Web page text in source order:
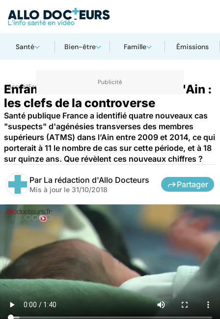
Santé Bien-être Famille Émissions
AccueilFamille
Enfants "nés sans bras" dans l'Ain :
les clefs de la controverse
Santé publique France a identifié quatre nouveaux cas
"suspects" d'agénésies transverses des membres
supérieurs (ATMS) dans l’Ain entre 2009 et 2014, ce qui
porterait à 11 le nombre de cas sur cette période, et à 18
sur quinze ans. Que révèlent ces nouveaux chiffres ?
Par La rédaction d'Allo Docteurs
Mis à jour le 31/10/2018
Partager